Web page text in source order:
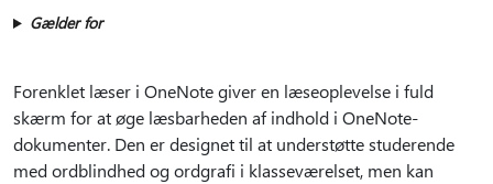
Gælder for
Forenklet læser i OneNote giver en læseoplevelse i fuld
skærm for at øge læsbarheden af indhold i OneNote-
dokumenter. Den er designet til at understøtte studerende
med ordblindhed og ordgrafi i klasseværelset, men kan